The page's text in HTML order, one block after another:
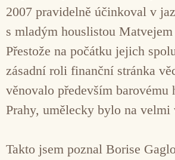
2007 pravidelně účinkoval v
s mladým houslistou
Přestože na počátku jejich
zásadní roli finanční stránka
věnovalo především
Prahy, umělecky bylo na velmi
Takto jsem poznal Borise